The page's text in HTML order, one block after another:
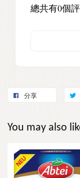
總共有0個
分享
You may also